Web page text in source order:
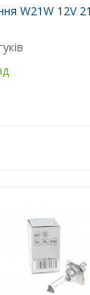
W21W 12V